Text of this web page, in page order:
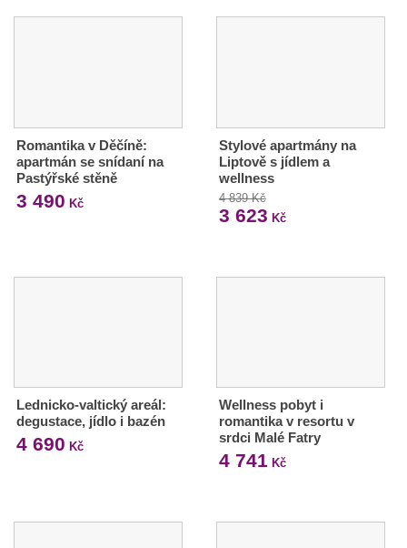
Romantika v Děčíně:
apartmán se snídaní na
Pastýřské stěně
3 490 Kč
Stylové apartmány na
Liptově s jídlem a
wellness
4 839 Kč
3 623 Kč
Lednicko-valtický areál:
degustace, jídlo i bazén
4 690 Kč
Wellness pobyt i
romantika v resortu v
srdci Malé Fatry
4 741 Kč